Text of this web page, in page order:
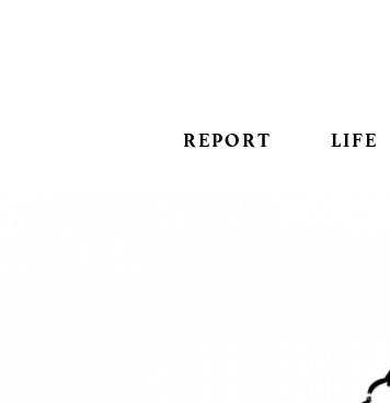
REPORT LIFE